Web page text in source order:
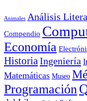
Animales Análisis
Compendio
Economía
HistoriaIngeniería
Matemáticas Museo
Programación